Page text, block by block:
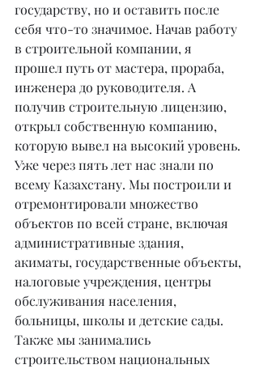
государству, но и оставить после
себя что-то значимое. Начав работу
в строительной компании, я
прошел путь от мастера, прораба,
инженера до руководителя. А
получив строительную лицензию,
открыл собственную компанию,
которую вывел на высокий уровень.
Уже через пять лет нас знали по
всему Казахстану. Мы построили и
отремонтировали множество
объектов по всей стране, включая
административные здания,
акиматы, государственные объекты,
налоговые учреждения, центры
обслуживания населения,
больницы, школы и детские сады.
Также мы занимались
строительством национальных